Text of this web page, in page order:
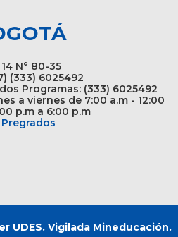
14 N° 80-35
(333) 6025492
Programas: (333) 6025492
a viernes de 7:00 a.m - 12:00
p.m a 6:00 p.m
Pregrados
UDES. Vigilada Mineducación.